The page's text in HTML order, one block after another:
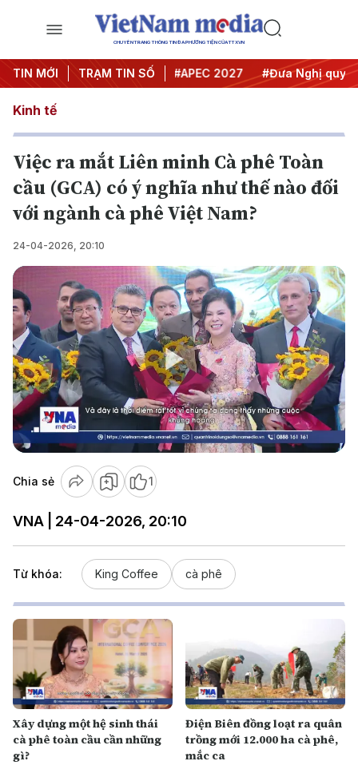
CHUYÊN TRANG THÔNG TIN ĐA PHƯƠNG TIỆN CỦA TTXVN
TIN MỚI TRẠM TIN SỐ
#Hội nghị Trung ương 3 #APEC 2027 #Đưa Nghị quyết
Kinh tế
Việc ra mắt Liên minh Cà phê Toàn
cầu (GCA) có ý nghĩa như thế nào đối
với ngành cà phê Việt Nam?
24-04-2026, 20:10
Play
Video
Chia sẻ 1
VNA | 24-04-2026, 20:10
Từ khóa: King Coffee cà phê
Xây dựng một hệ sinh thái
cà phê toàn cầu cần những
gì?
Điện Biên đồng loạt ra quân
trồng mới 12.000 ha cà phê,
mắc ca